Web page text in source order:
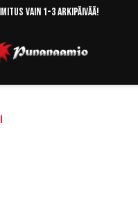
vain 1-3 arkipäivää!